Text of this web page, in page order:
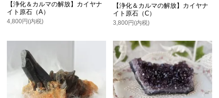
【浄化＆カルマの解放】カイヤナ
イト原石（A）
4,800円(内税)
【浄化＆カルマの解放】カイヤナ
イト原石（C）
3,800円(内税)